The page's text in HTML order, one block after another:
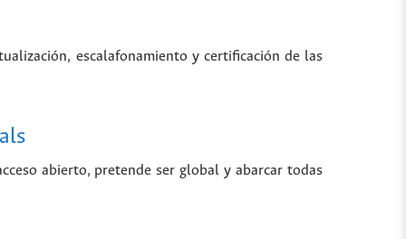
escalafonamiento y certificación de las
abierto, pretende ser global y abarcar todas